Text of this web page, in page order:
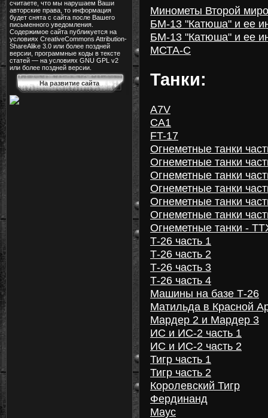
считаете, что мы нарушаем Ваши
авторские права, то информация
будет снята с сайта после Вашего
письменного уведомления.
Содержимое сайта публикуется на
условиях CreativeCommons Attribution-
ShareAlike 3.0 или более поздней
версии, программные коды в тексте
статей — на условиях GNU GPL v2
или более поздней версии.
На развитие сайта
Минометы Второй
БМ-13 "Катюша" и ее
БМ-13 "Катюша" и ее
МСТА-С
Танки:
A7V
CA1
FT-17
Огнеметные танки
Огнеметные танки
Огнеметные танки
Огнеметные танки
Огнеметные танки
Огнеметные танки
Огнеметные танки -
Т-26 часть 1
Т-26 часть 2
Т-26 часть 3
Т-26 часть 4
Машины на базе Т-26
Матильда в Красной
Мардер 2 и Мардер 3
ИС и ИС-2 часть 1
ИС и ИС-2 часть 2
Тигр часть 1
Тигр часть 2
Королевский Тигр
Фердинанд
Маус